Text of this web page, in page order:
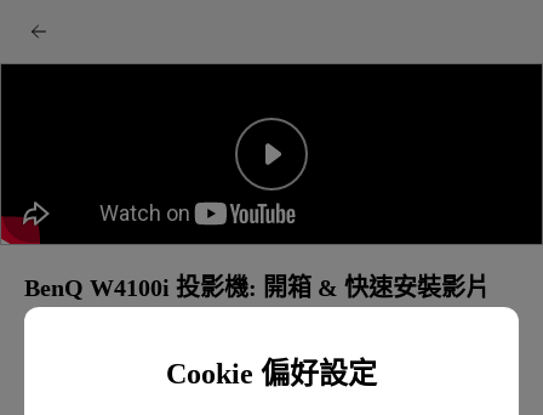
Cookie 偏好設定
BenQ W4100i 投影機: 開箱 & 快速安裝影片